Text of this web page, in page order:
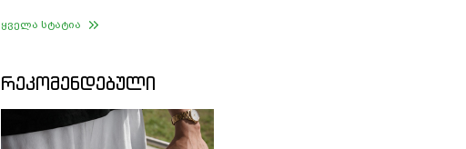
ყველა სტატია
ᲠᲔᲙᲝᲛᲔᲜᲓᲔᲑᲣᲚᲘ